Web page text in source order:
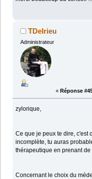
TDelrieu
Administrateur
« Réponse
zylorique,
Ce que je peux te dire, c'est
incomplète, tu auras
thérapeutique en prenant
Concernant le choix du